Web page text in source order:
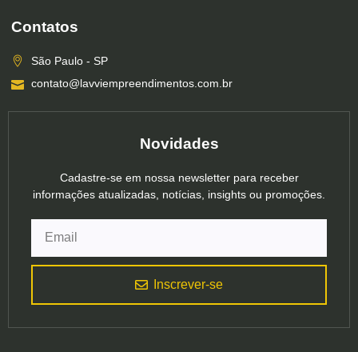
Contatos
São Paulo - SP
contato@lavviempreendimentos.com.br
Novidades
Cadastre-se em nossa newsletter para receber
informações atualizadas, notícias, insights ou promoções.
Inscrever-se